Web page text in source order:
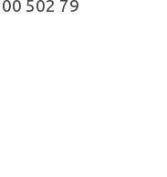
502 79